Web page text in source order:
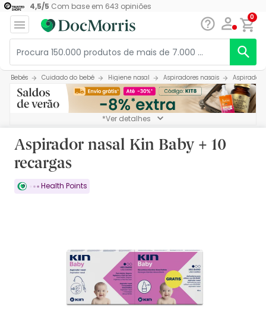
4,5/5 Com base em 643 opiniões
0
Bebés Cuidado do bebé Higiene nasal Aspiradores nasais Aspirador
*Ver detalhes
Aspirador nasal Kin Baby + 10
recargas
Health Points